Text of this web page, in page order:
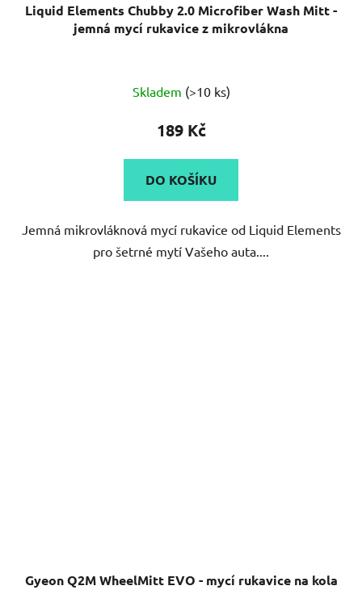
Liquid Elements Chubby 2.0 Microfiber Wash Mitt -
jemná mycí rukavice z mikrovlákna
hodnocení
produktu
5,0
z
hvězdiček.
Skladem (>10 ks)
189 Kč
DO KOŠÍKU
Jemná mikrovláknová mycí rukavice od Liquid Elements
pro šetrné mytí Vašeho auta....
Gyeon Q2M WheelMitt EVO - mycí rukavice na kola